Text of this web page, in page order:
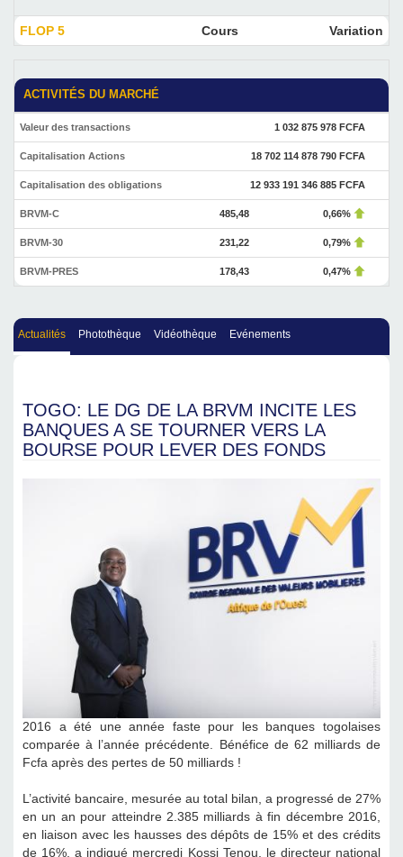
FLOP 5 Cours Variation
ACTIVITÉS DU MARCHÉ
Valeur des transactions 1 032 875 978 FCFA
Capitalisation Actions 18 702 114 878 790 FCFA
Capitalisation des obligations 12 933 191 346 885 FCFA
BRVM-C 485,48 0,66%
BRVM-30 231,22 0,79%
BRVM-PRES 178,43 0,47%
Actualités Photothèque Vidéothèque Evénements
TOGO: LE DG DE LA BRVM INCITE LES
BANQUES A SE TOURNER VERS LA
BOURSE POUR LEVER DES FONDS
2016 a été une année faste pour les banques togolaises
comparée à l’année précédente. Bénéfice de 62 milliards de
Fcfa après des pertes de 50 milliards !
L’activité bancaire, mesurée au total bilan, a progressé de 27%
en un an pour atteindre 2.385 milliards à fin décembre 2016,
en liaison avec les hausses des dépôts de 15% et des crédits
de 16%, a indiqué mercredi Kossi Tenou, le directeur national